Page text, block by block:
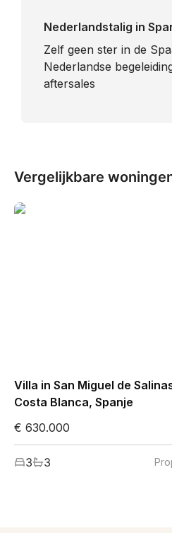
Nederlandstalig in
​Zelf geen ster in de
Nederlandse
aftersales
Vergelijkbare
Villa in San Miguel de
Costa Blanca, Spanje
€ 630.000
3 3